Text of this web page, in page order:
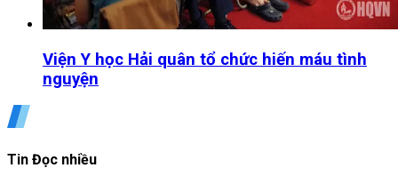
Viện Y học Hải quân tổ chức hiến máu tình
nguyện
Tin Đọc nhiều